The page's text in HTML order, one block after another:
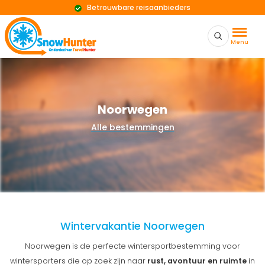
Menu
Betrouwbare reisaanbieders
Noorwegen
Alle bestemmingen
Wintervakantie Noorwegen
Noorwegen is de perfecte wintersportbestemming voor
wintersporters die op zoek zijn naar rust, avontuur en ruimte in